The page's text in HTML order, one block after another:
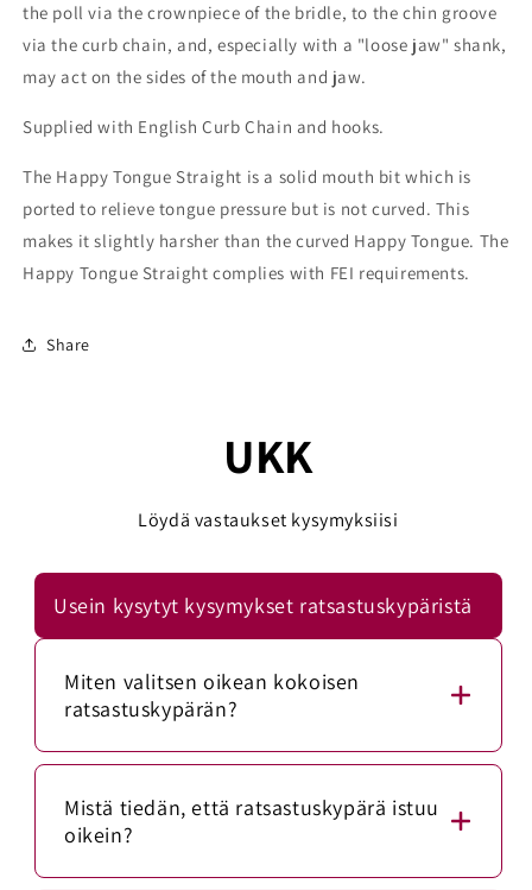
the poll via the crownpiece of the bridle, to the chin groove
via the curb chain, and, especially with a "loose jaw" shank,
may act on the sides of the mouth and jaw.
Supplied with English Curb Chain and hooks.
The Happy Tongue Straight is a solid mouth bit which is
ported to relieve tongue pressure but is not curved. This
makes it slightly harsher than the curved Happy Tongue. The
Happy Tongue Straight complies with FEI requirements.
Share
UKK
Löydä vastaukset kysymyksiisi
Usein kysytyt kysymykset ratsastuskypäristä
Miten valitsen oikean kokoisen
ratsastuskypärän?
Mittaa päänympärys mittanauhalla noin 1–2
senttimetriä kulmakarvojen yläpuolelta. Vertaa
mittaa kypärän kokotaulukkoon.
Mistä tiedän, että ratsastuskypärä istuu
oikein?